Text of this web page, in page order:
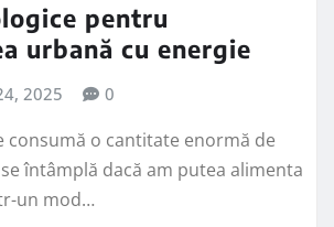
pentru
urbană cu energie
2025 0
consumă o cantitate enormă de
întâmplă dacă am putea alimenta
un mod…